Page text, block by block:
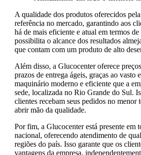
A qualidade dos produtos oferecidos
referência no mercado, garantindo aos
há de mais eficiente e atual em termos
possibilita o alcance dos resultados
que contam com um produto de alto
Além disso, a Glucocenter oferece
prazos de entrega ágeis, graças ao vasto
maquinário moderno e eficiente que a
sede, localizada no Rio Grande do Sul.
clientes recebam seus pedidos no menor
abrir mão da qualidade.
Por fim, a Glucocenter está presente em
nacional, oferecendo atendimento de
regiões do país. Isso garante que os
vantagens da empresa,